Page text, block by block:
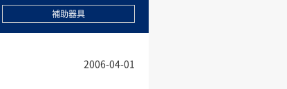
補助器具
2006-04-01